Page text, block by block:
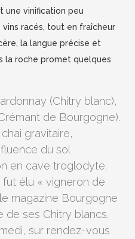
une vinification peu
racés, tout en fraîcheur
la langue précise et
la roche promet quelques
(Chitry blanc),
de Bourgogne).
gravitaire,
du sol
en cave troglodyte.
fut élu « vigneron de
le magazine Bourgogne
de ses Chitry blancs.
sur rendez-vous